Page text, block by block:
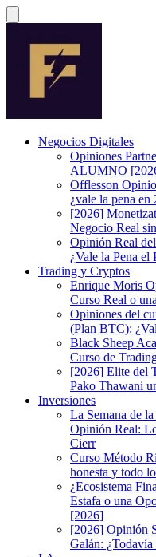
Negocios Digitales
Opiniones
ALUMNO
Offlesson
¿vale la pena en
[2026]
Negocio Real
Opinión Real
¿Vale la Pena el
Trading y Cryptos
Enrique Moris
Curso Real o
Opiniones del
(Plan BTC):
Black Sheep
Curso de
[2026] Elite del
Pako Thawani
Inversiones
La Semana de
Opinión Real:
Cierr
Curso Método
honesta y todo
¿Ecosistema
Estafa o una
[2026]
[2026] Opinión
Galán: ¿Todavía